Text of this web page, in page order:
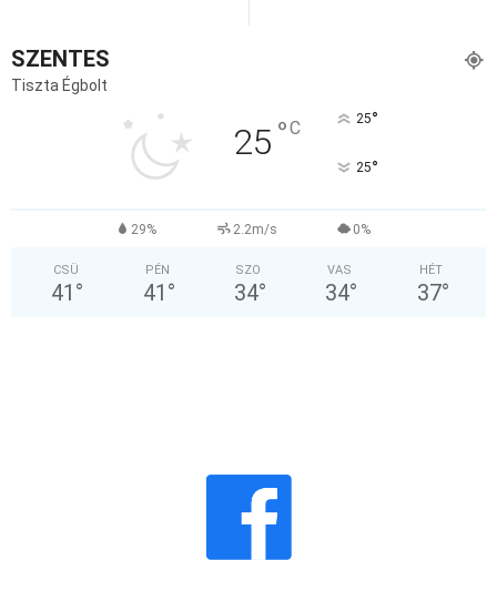
SZENTES
Tiszta Égbolt
25 °C 25°
25°
29% 2.2m/s 0%
CSÜ
41 °
PÉN
41 °
SZO
34°
VAS
34°
HÉT
37°